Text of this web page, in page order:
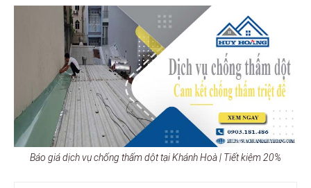
Báo giá dịch vụ chống thấm dột tại Khánh Hoà | Tiết kiệm 20%